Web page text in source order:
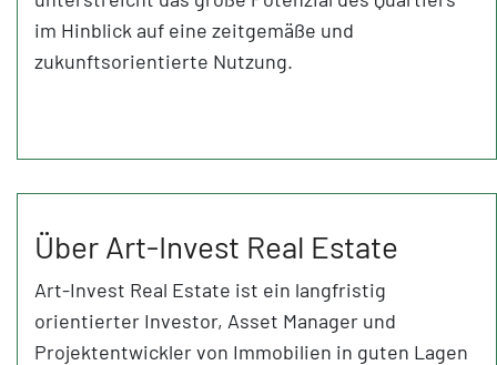
im Hinblick auf eine zeitgemäße und
zukunftsorientierte Nutzung.
Über Art-Invest Real Estate
Art-Invest Real Estate ist ein langfristig
orientierter Investor, Asset Manager und
Projektentwickler von Immobilien in guten Lagen